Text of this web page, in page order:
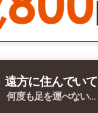
遠方に住んでいて
何度も足を運べない…